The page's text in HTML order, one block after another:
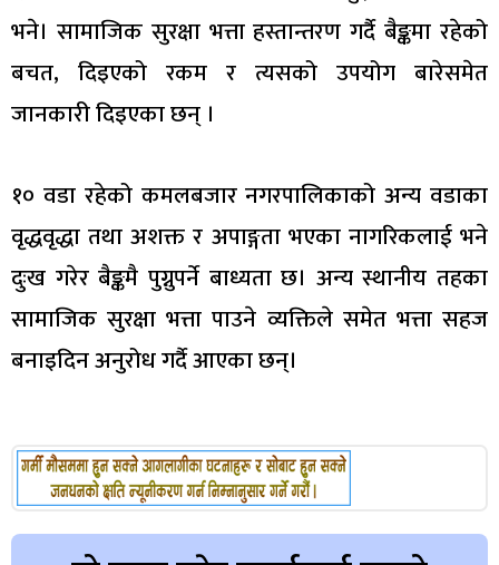
भने। सामाजिक सुरक्षा भत्ता हस्तान्तरण गर्दै बैङ्कमा रहेको
बचत, दिइएको रकम र त्यसको उपयोग बारेसमेत
जानकारी दिइएका छन् ।
१० वडा रहेको कमलबजार नगरपालिकाको अन्य वडाका
वृद्धवृद्धा तथा अशक्त र अपाङ्गता भएका नागरिकलाई भने
दुःख गरेर बैङ्कमै पुग्नुपर्ने बाध्यता छ। अन्य स्थानीय तहका
सामाजिक सुरक्षा भत्ता पाउने व्यक्तिले समेत भत्ता सहज
बनाइदिन अनुरोध गर्दै आएका छन्।